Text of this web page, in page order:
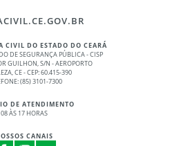
CIVIL DO ESTADO DO CEARÁ
DE SEGURANÇA PÚBLICA - CISP
GUILHON, S/N - AEROPORTO
CE - CEP: 60.415-390
(85) 3101-7300
DE ATENDIMENTO
08 ÀS 17 HORAS
CANAIS